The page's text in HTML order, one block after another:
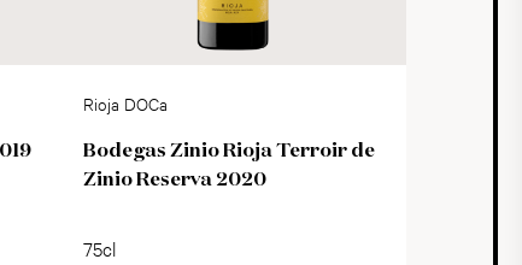
Rioja DOCa
Bodegas Zinio Rioja Terroir de
Zinio Reserva 2020
75cl